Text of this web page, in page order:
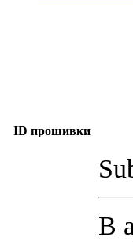
ID прошивки
В